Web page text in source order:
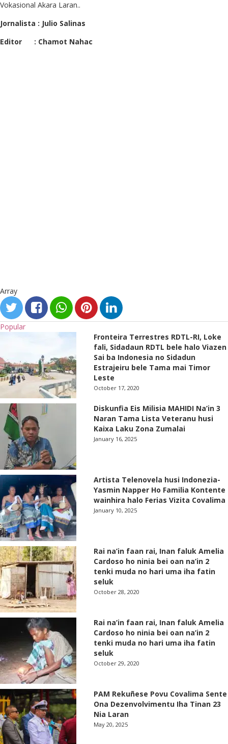
Vokasional Akara Laran..
Jornalista : Julio Salinas
Editor
: Chamot Nahac
Array
Popular
Fronteira Terrestres RDTL-RI, Loke
fali, Sidadaun RDTL bele halo Viazen
Sai ba Indonesia no Sidadun
Estrajeiru bele Tama mai Timor
Leste
October 17, 2020
Diskunfia Eis Milisia MAHIDI Na’in 3
Naran Tama Lista Veteranu husi
Kaixa Laku Zona Zumalai
January 16, 2025
Artista Telenovela husi Indonezia-
Yasmin Napper Ho Familia Kontente
wainhira halo Ferias Vizita Covalima
January 10, 2025
Rai na’in faan rai, Inan faluk Amelia
Cardoso ho ninia bei oan na’in 2
tenki muda no hari uma iha fatin
seluk
October 28, 2020
Rai na’in faan rai, Inan faluk Amelia
Cardoso ho ninia bei oan na’in 2
tenki muda no hari uma iha fatin
seluk
October 29, 2020
PAM Rekuñese Povu Covalima Sente
Ona Dezenvolvimentu Iha Tinan 23
Nia Laran
May 20, 2025